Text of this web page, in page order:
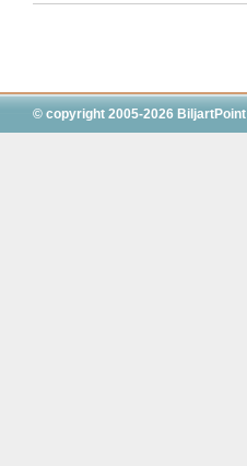
© copyright 2005-2026 BiljartPoint